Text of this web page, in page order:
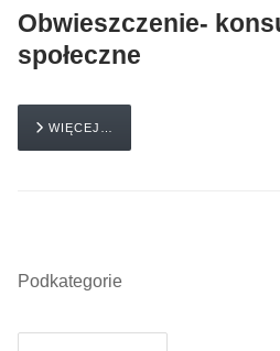
Obwieszczenie-
społeczne
WIĘCEJ…
Podkategorie